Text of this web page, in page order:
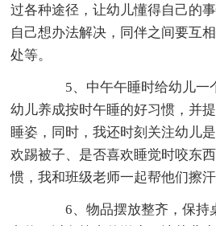
过各种途径，让幼儿懂得自己的
自己想办法解决，同伴之间要互
处等。
5、中午午睡时给幼儿一
幼儿养成按时午睡的好习惯，并
睡姿，同时，我还时刻关注幼儿
欢踢被子、是否喜欢睡觉时咬东
惯，我和班级老师一起帮他们擦
6、物品摆放整齐，保持